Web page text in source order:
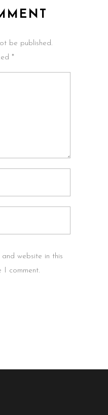
be published.
*
and website in this
I comment.